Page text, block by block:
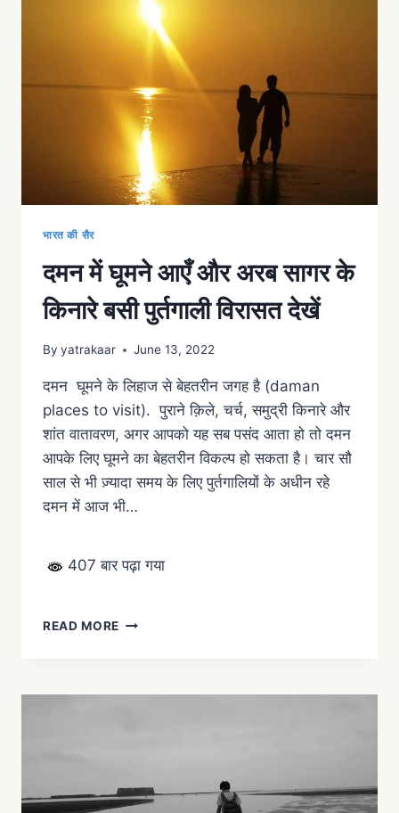
भारत की सैर
दमन में घूमने आएँ और अरब सागर के
किनारे बसी पुर्तगाली विरासत देखें
By yatrakaar June 13, 2022
दमन घूमने के लिहाज से बेहतरीन जगह है (daman
places to visit). पुराने क़िले, चर्च, समुद्री किनारे और
शांत वातावरण, अगर आपको यह सब पसंद आता हो तो दमन
आपके लिए घूमने का बेहतरीन विकल्प हो सकता है। चार सौ
साल से भी ज़्यादा समय के लिए पुर्तगालियों के अधीन रहे
दमन में आज भी…
407 बार पढ़ा गया
READ MORE